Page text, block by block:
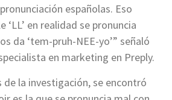
españolas. Eso
en realidad se pronuncia
da ‘tem-pruh-NEE-yo’” señaló
en marketing en Preply.
la investigación, se encontró